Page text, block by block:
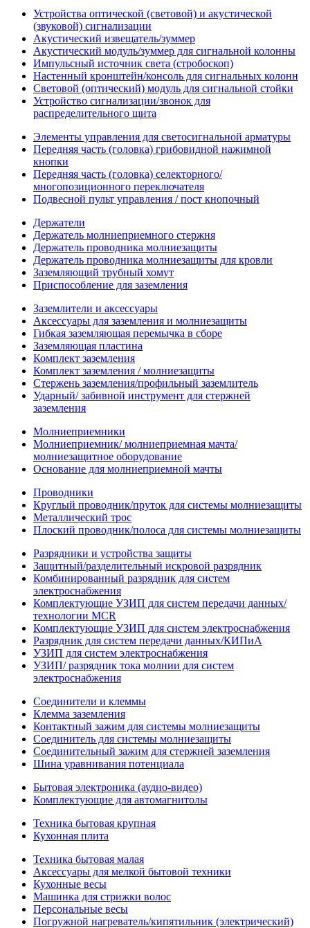
Устройства оптической (световой) и акустической
(звуковой) сигнализации
Акустический извещатель/зуммер
Акустический модуль/зуммер для сигнальной колонны
Импульсный источник света (стробоскоп)
Настенный кронштейн/консоль для сигнальных колонн
Световой (оптический) модуль для сигнальной стойки
Устройство сигнализации/звонок для
распределительного щита
Элементы управления для светосигнальной арматуры
Передняя часть (головка) грибовидной нажимной
кнопки
Передняя часть (головка) селекторного/
многопозиционного переключателя
Подвесной пульт управления / пост кнопочный
Держатели
Держатель молниеприемного стержня
Держатель проводника молниезащиты
Держатель проводника молниезащиты для кровли
Заземляющий трубный хомут
Приспособление для заземления
Заземлители и аксессуары
Аксессуары для заземления и молниезащиты
Гибкая заземляющая перемычка в сборе
Заземляющая пластина
Комплект заземления
Комплект заземления / молниезащиты
Стержень заземления/профильный заземлитель
Ударный/ забивной инструмент для стержней
заземления
Молниеприемники
Молниеприемник/ молниеприемная мачта/
молниезащитное оборудование
Основание для молниеприемной мачты
Проводники
Круглый проводник/пруток для системы молниезащиты
Металлический трос
Плоский проводник/полоса для системы молниезащиты
Разрядники и устройства защиты
Защитный/разделительный искровой разрядник
Комбинированный разрядник для систем
электроснабжения
Комплектующие УЗИП для систем передачи данных/
технологии MCR
Комплектующие УЗИП для систем электроснабжения
Разрядник для систем передачи данных/КИПиА
УЗИП для систем электроснабжения
УЗИП/ разрядник тока молнии для систем
электроснабжения
Соединители и клеммы
Клемма заземления
Контактный зажим для системы молниезащиты
Соединитель для системы молниезащиты
Соединительный зажим для стержней заземления
Шина уравнивания потенциала
Бытовая электроника (аудио-видео)
Комплектующие для автомагнитолы
Техника бытовая крупная
Кухонная плита
Техника бытовая малая
Аксессуары для мелкой бытовой техники
Кухонные весы
Машинка для стрижки волос
Персональные весы
Погружной нагреватель/кипятильник (электрический)